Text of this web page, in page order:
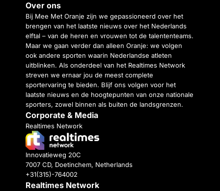
Over ons
Bij Mee Met Oranje zijn we gepassioneerd over het
brengen van het laatste nieuws over het Nederlands
elftal – van de heren en vrouwen tot de talententeams.
Maar we gaan verder dan alleen Oranje: we volgen
ook andere sporten waarin Nederlandse atleten
uitblinken. Als onderdeel van het Realtimes Network
streven we ernaar jou de meest complete
sportervaring te bieden. Blijf ons volgen voor het
laatste nieuws en de hoogtepunten van onze nationale
sporters, zowel binnen als buiten de landsgrenzen.
Corporate & Media
Realtimes Network
Innovatieweg 20C
7007 CD, Doetinchem, Netherlands
+31(315)-764002
Realtimes Network